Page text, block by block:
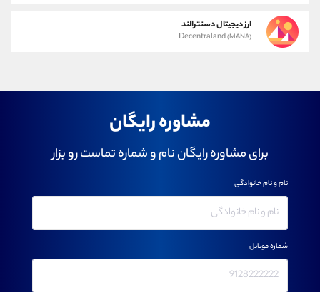
ارز دیجیتال دسنترالند
Decentraland(MANA)
مشاوره رایگان
برای مشاوره رایگان نام و شماره تماست رو بزار
نام و نام خانوادگی
شماره موبایل